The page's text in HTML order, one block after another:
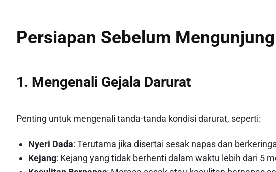
Persiapan Sebelum
1. Mengenali Gejala Darurat
Penting untuk mengenali tanda-tanda kondisi darurat, seperti:
Nyeri Dada: Terutama jika disertai sesak napas dan
Kejang: Kejang yang tidak berhenti dalam waktu lebih dari 5